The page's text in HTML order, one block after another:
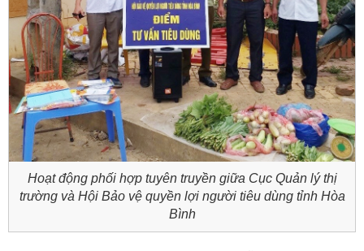
Hoạt động phối hợp tuyên truyền giữa Cục Quản lý thị
trường và Hội Bảo vệ quyền lợi người tiêu dùng tỉnh Hòa
Bình